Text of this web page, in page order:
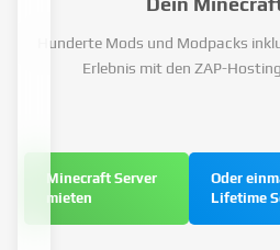
Hunderte Mods und Modpacks
Erlebnis mit den ZAP-
Minecraft Server
mieten
Oder
Lifetime